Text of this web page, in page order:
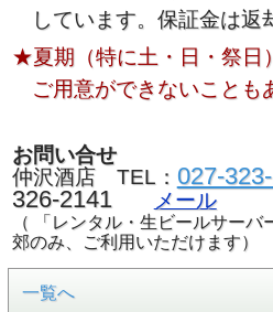
しています。保証金は返
★夏期（特に土・日・祭日
ご用意ができないことも
お問い合せ
仲沢酒店 TEL： 027-
326-2141
メール
（ 「レンタル・生ビールサー
郊のみ、ご利用いただけます）
一覧へ